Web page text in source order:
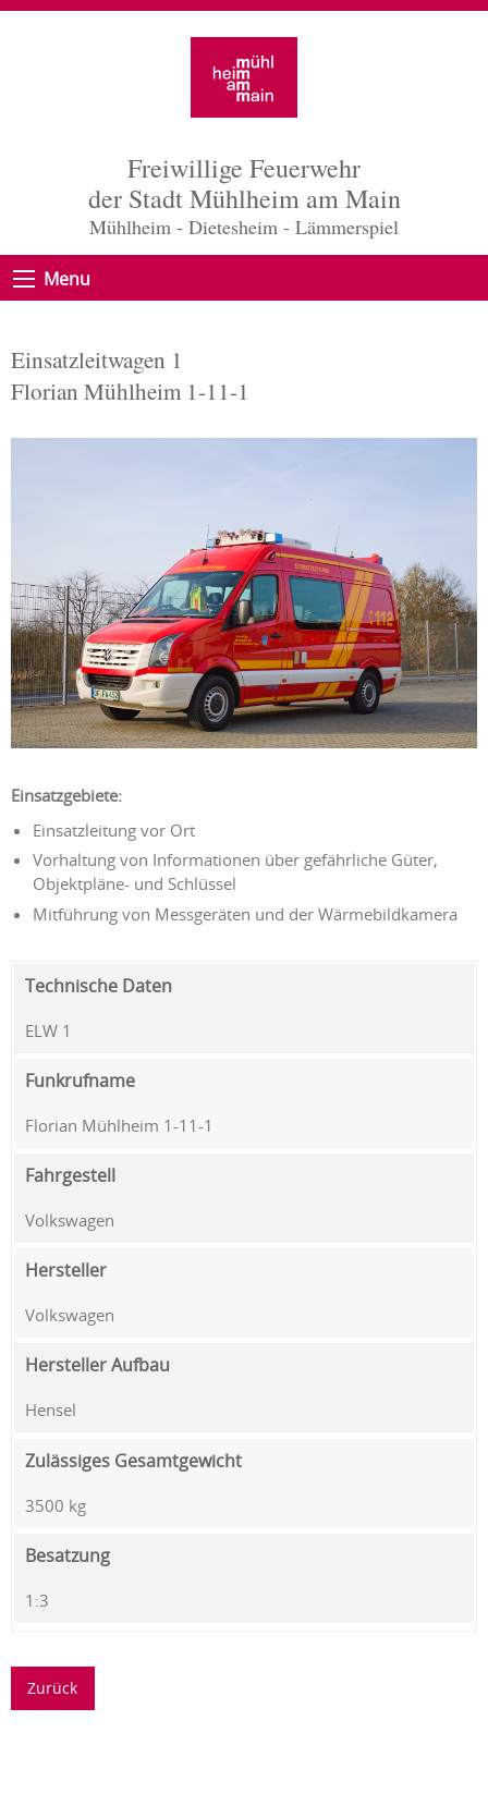
Freiwillige Feuerwehr
der Stadt Mühlheim am Main
Mühlheim - Dietesheim - Lämmerspiel
Menu
Einsatzleitwagen 1
Florian Mühlheim 1-11-1
Einsatzgebiete:
Einsatzleitung vor Ort
Vorhaltung von Informationen über gefährliche Güter,
Objektpläne- und Schlüssel
Mitführung von Messgeräten und der Wärmebildkamera
Technische Daten
ELW 1
Funkrufname
Florian Mühlheim 1-11-1
Fahrgestell
Volkswagen
Hersteller
Volkswagen
Hersteller Aufbau
Hensel
Zulässiges Gesamtgewicht
3500 kg
Besatzung
1:3
Zurück